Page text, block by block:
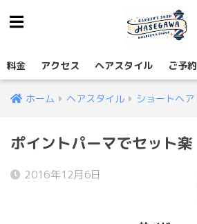
料金 アクセス ヘアスタイル ご予約
ホーム ヘアスタイル ショートヘア
ポイントパーマでセット楽
2016年12月6日